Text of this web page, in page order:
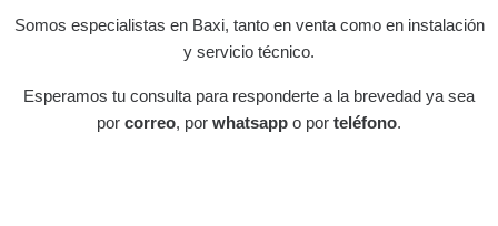
Somos especialistas en Baxi, tanto en venta como en instalación
y servicio técnico.
Esperamos tu consulta para responderte a la brevedad ya sea
por correo, por whatsapp o por teléfono.